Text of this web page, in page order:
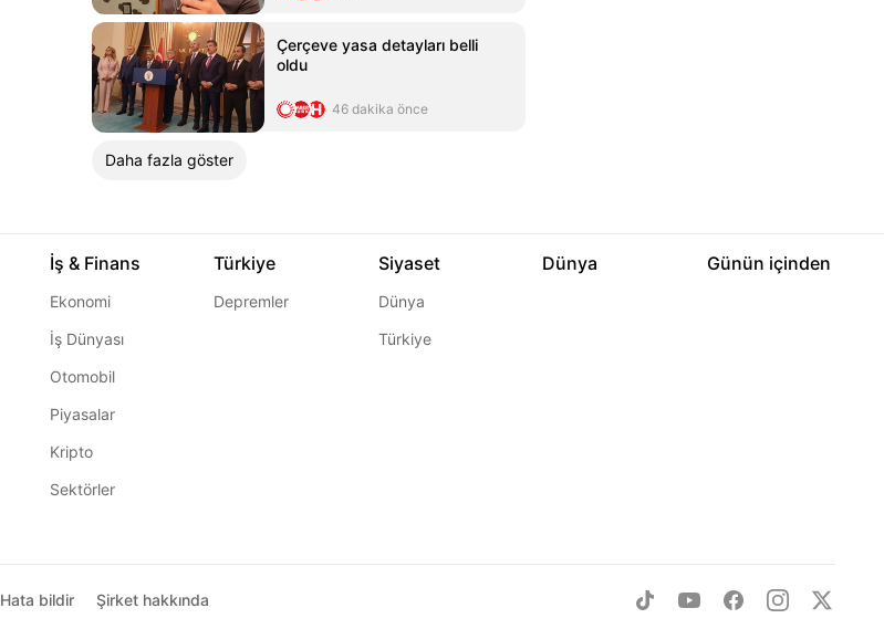
Çerçeve yasa detayları belli
oldu
46 dakika önce
Daha fazla göster
İş & Finans
Ekonomi
İş Dünyası
Otomobil
Piyasalar
Kripto
Sektörler
Türkiye
Depremler
Siyaset
Dünya
Türkiye
Dünya Günün içinden
Hata bildir Şirket hakkında